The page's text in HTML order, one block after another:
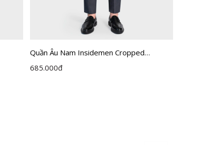
Quần Âu Nam Insidemen Cropped
ITR0360Z
685.000đ